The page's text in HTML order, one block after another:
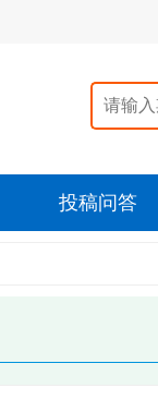
投稿问答